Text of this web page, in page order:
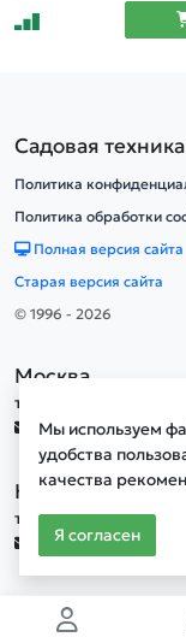
Мы используем
удобства
качества
Я согласен
Садовая
Политика
Политика обработки
Полная версия сайта
Старая версия сайта
© 1996 - 2026
Москва
тел.
Новосибирск
тел.